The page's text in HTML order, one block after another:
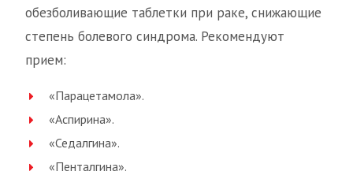
обезболивающие таблетки при раке, снижающие
степень болевого синдрома. Рекомендуют
прием:
«Парацетамола».
«Аспирина».
«Седалгина».
«Пенталгина».